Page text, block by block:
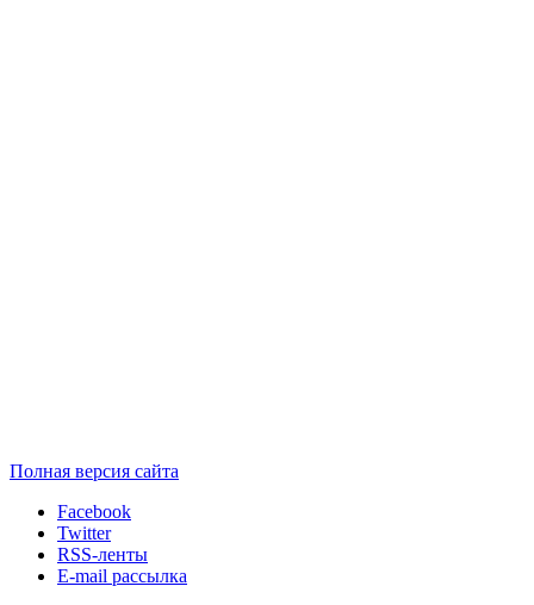
Полная версия сайта
Facebook
Twitter
RSS-ленты
E-mail рассылка